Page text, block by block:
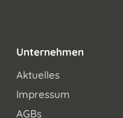
Unternehmen
Aktuelles
Impressum
AGBs